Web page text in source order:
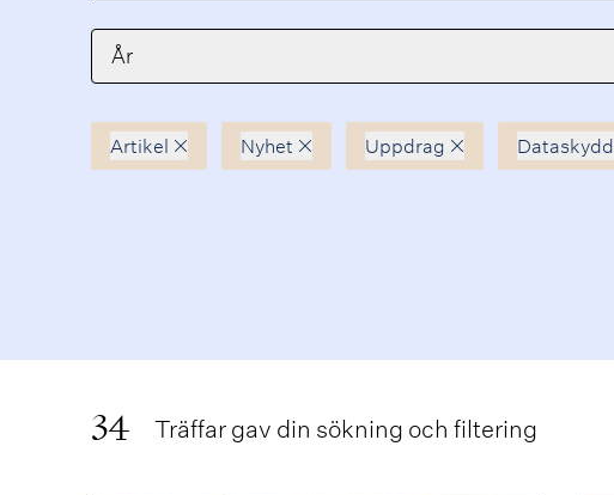
År
Avmarkera
Artikel Avmarkera
Nyhet Avmarkera
Uppdrag Avmarkera
Dataskydd
34 Träffar gav din sökning och filtering